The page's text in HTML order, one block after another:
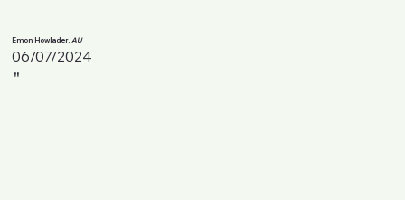
Emon Howlader,AU
06/07/2024
"